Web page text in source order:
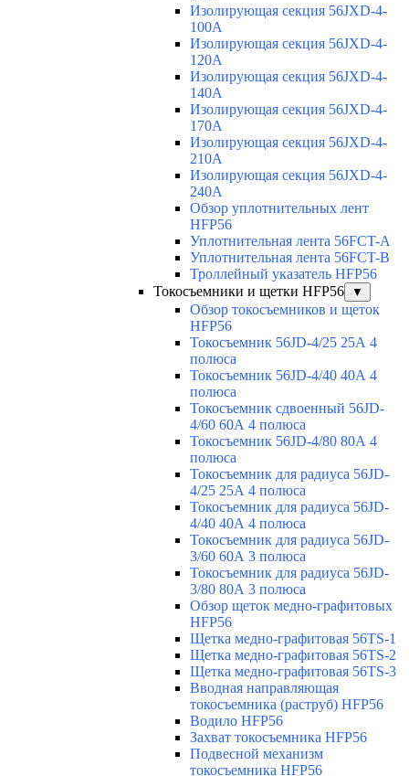
Изолирующая секция 56JXD-4-
100A
Изолирующая секция 56JXD-4-
120A
Изолирующая секция 56JXD-4-
140A
Изолирующая секция 56JXD-4-
170A
Изолирующая секция 56JXD-4-
210A
Изолирующая секция 56JXD-4-
240A
Обзор уплотнительных лент
HFP56
Уплотнительная лента 56FCT-A
Уплотнительная лента 56FCT-B
Троллейный указатель HFP56
Токосъемники и щетки HFP56
▼
Обзор токосъемников и щеток
HFP56
Токосъемник 56JD-4/25 25А 4
полюса
Токосъемник 56JD-4/40 40А 4
полюса
Токосъемник сдвоенный 56JD-
4/60 60А 4 полюса
Токосъемник 56JD-4/80 80А 4
полюса
Токосъемник для радиуса 56JD-
4/25 25А 4 полюса
Токосъемник для радиуса 56JD-
4/40 40А 4 полюса
Токосъемник для радиуса 56JD-
3/60 60А 3 полюса
Токосъемник для радиуса 56JD-
3/80 80А 3 полюса
Обзор щеток медно-графитовых
HFP56
Щетка медно-графитовая 56TS-1
Щетка медно-графитовая 56TS-2
Щетка медно-графитовая 56TS-3
Вводная направляющая
токосъемника (раструб) HFP56
Водило HFP56
Захват токосъемника HFP56
Подвесной механизм
токосъемника HFP56